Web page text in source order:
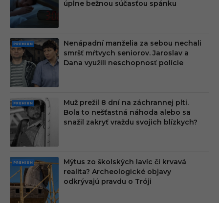
M
úplne bežnou súčasťou spánku
PRE
MIU
M
Nenápadní manželia za sebou nechali
smršť mŕtvych seniorov. Jaroslav a
Dana využili neschopnosť polície
PRE
MIU
M
Muž prežil 8 dní na záchrannej plti.
Bola to nešťastná náhoda alebo sa
snažil zakryť vraždu svojich blízkych?
PRE
MIU
M
Mýtus zo školských lavíc či krvavá
realita? Archeologické objavy
odkrývajú pravdu o Tróji